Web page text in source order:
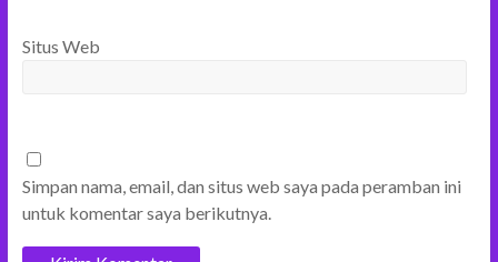
Situs Web
Simpan nama, email, dan situs web saya pada peramban ini
untuk komentar saya berikutnya.